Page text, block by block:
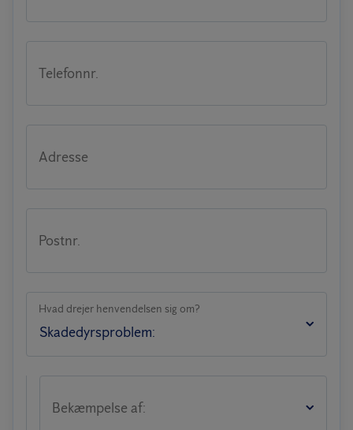
Telefonnr.
Adresse
Postnr.
Hvad drejer henvendelsen sig om?
Bekæmpelse af: